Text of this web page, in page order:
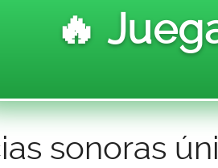
🔥
sonoras